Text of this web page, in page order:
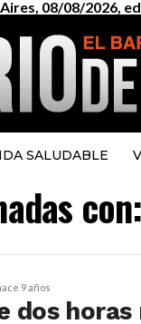
08/08/2026,
SALUDABLE
9 años
dos horas